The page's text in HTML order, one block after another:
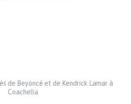
de Beyoncé et de Kendrick Lamar à
Coachella